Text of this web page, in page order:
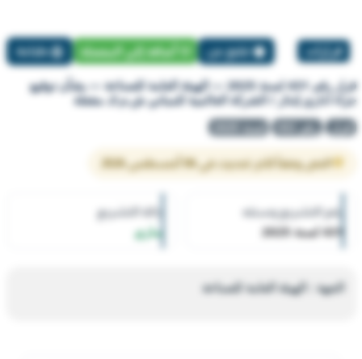
قرارات تبليغ عن أضافة إلي المفضلة طباعة
قرار رقم 431 لسنة 2025 — الهيئة العامة للصناعة — بشأن توقيع
جزاء اداري إنذار / الشركة العالمية للمباني ش.م.ك مقفلة
قرار رقم 431 لسنة 2025
النص وفقاً لآخر تحديث في 06 أغسطس 2026
رقم التشريع وسنته
431 لسنة 2025
حالة التشريع
ساري
الجهة : الهيئة العامة للصناعة